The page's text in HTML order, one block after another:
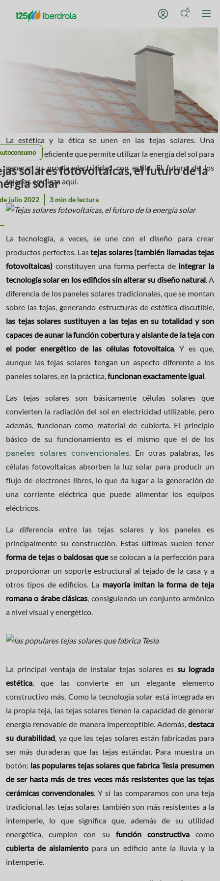
solares fotovoltaicas, el futuro de la
solar
julio 2022 3 min de lectura
La estética y la ética se unen en las tejas solares. Una
alternativa eficiente que permite utilizar la energía del sol para
generar tu propia electricidad con estilo. El futuro de los
tejados empieza aquí.
La tecnología, a veces, se une con el diseño para crear
productos perfectos. Lastejas solares (también llamadas tejas
fotovoltaicas) constituyen una forma perfecta de integrar la
tecnología solar en los edificios sin alterar su diseño natural. A
diferencia de los paneles solares tradicionales, que se montan
sobre las tejas, generando estructuras de estética discutible,
las tejas solares sustituyen a las tejas en su totalidad y son
capaces de aunar la función cobertura y aislante de la teja con
el poder energético de las células fotovoltaica. Y es que,
aunque las tejas solares tengan un aspecto diferente a los
paneles solares, en la práctica,funcionan exactamente igual.
Las tejas solares son básicamente células solares que
convierten la radiación del sol en electricidad utilizable, pero
además, funcionan como material de cubierta. El principio
básico de su funcionamiento es el mismo que el de los
paneles solares convencionales. En otras palabras, las
células fotovoltaicas absorben la luz solar para producir un
flujo de electrones libres, lo que da lugar a la generación de
una corriente eléctrica que puede alimentar los equipos
eléctricos.
La diferencia entre las tejas solares y los paneles es
principalmente su construcción. Estas últimas suelen tener
forma de tejas o baldosas quese colocan a la perfección para
proporcionar un soporte estructural al tejado de la casa y a
otros tipos de edificios. La mayoría imitan la forma de teja
romana o árabe clásicas, consiguiendo un conjunto armónico
a nivel visual y energético.
La principal ventaja de instalar tejas solares es su lograda
estética, que las convierte en un elegante elemento
constructivo más. Como la tecnología solar está integrada en
la propia teja, las tejas solares tienen la capacidad de generar
energía renovable de manera imperceptible. Además, destaca
su durabilidad, ya que las tejas solares están fabricadas para
ser más duraderas que las tejas estándar. Para muestra un
botón: las populares tejas solares que fabrica Tesla presumen
de ser hasta más de tres veces más resistentes que las tejas
cerámicas convencionales. Y si las comparamos con una teja
tradicional, las tejas solares también son más resistentes a la
intemperie, lo que significa que, además de su utilidad
energética, cumplen con su función constructivacomo
cubierta de aislamiento para un edificio ante la lluvia y la
intemperie.